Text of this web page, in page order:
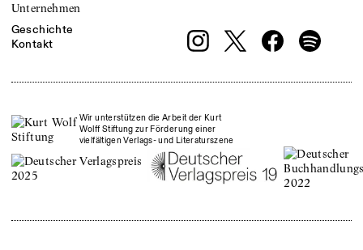
Unternehmen
Geschichte
Kontakt
Wir unterstützen die Arbeit der Kurt
Wolff Stiftung zur Förderung einer
vielfältigen Verlags- und Literaturszene